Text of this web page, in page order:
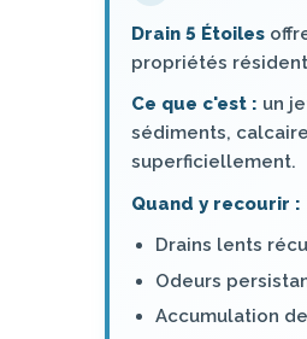
Drain 5 Étoiles
propriétés
Ce que c'est : un
sédiments,
superficiellement.
Quand y recourir :
Drains lents
Odeurs
Accumulation